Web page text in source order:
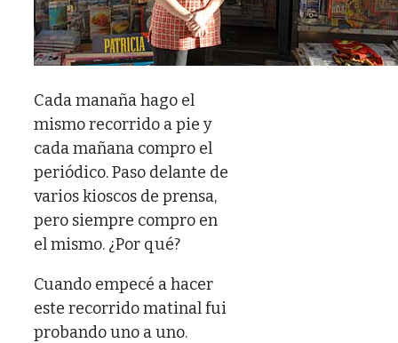
Cada manaña hago el
mismo recorrido a pie y
cada mañana compro el
periódico. Paso delante de
varios kioscos de prensa,
pero siempre compro en
el mismo. ¿Por qué?
Cuando empecé a hacer
este recorrido matinal fui
probando uno a uno.